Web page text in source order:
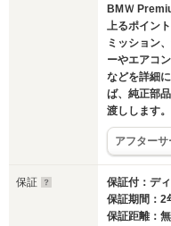
BMＷ
上るポイン
ミッション
ーやエアコ
などを詳細
ば、純正部
渡しします。
アフター
保証
保証付：デ
保証期間：2
保証距離：